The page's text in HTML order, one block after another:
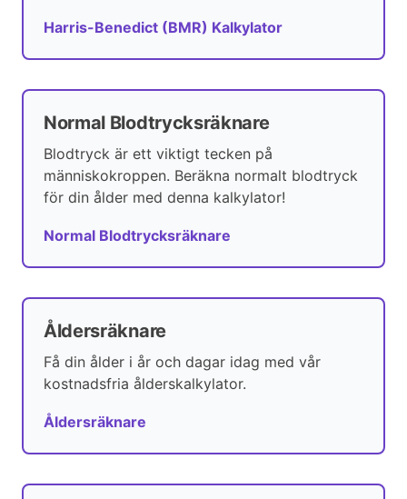
Harris-Benedict (BMR) Kalkylator
Normal Blodtrycksräknare
Blodtryck är ett viktigt tecken på
människokroppen. Beräkna normalt blodtryck
för din ålder med denna kalkylator!
Normal Blodtrycksräknare
Åldersräknare
Få din ålder i år och dagar idag med vår
kostnadsfria ålderskalkylator.
Åldersräknare